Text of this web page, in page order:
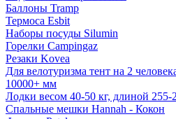
Баллоны Tramp
Термоса Esbit
Наборы посуды Silumin
Горелки Campingaz
Резаки Kovea
Для велотуризма тент на 2
10000+ мм
Лодки весом 40-50 кг, длиной 255-
Спальные мешки Hannah - Кокон